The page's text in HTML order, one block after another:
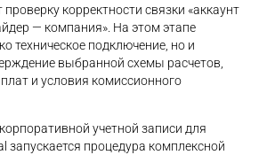
корректности связки «аккаунт
— компания». На этом этапе
техническое подключение, но и
выбранной схемы расчетов,
и условия комиссионного
учетной записи для
запускается процедура комплексной